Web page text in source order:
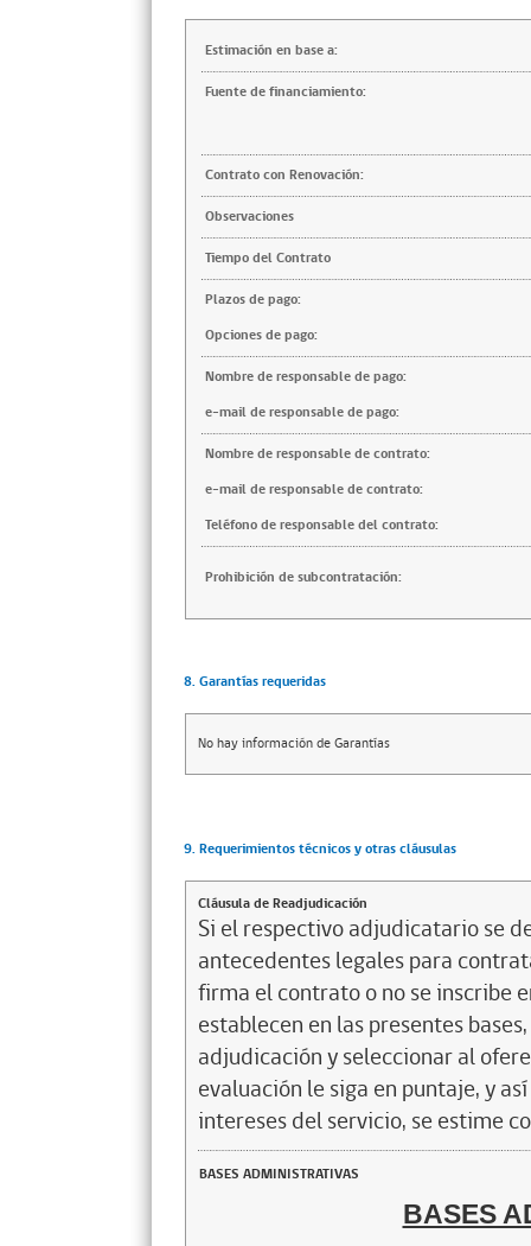
Estimación en base a:
Fuente de financiamiento:
Contrato con Renovación:
Observaciones
Tiempo del Contrato
Plazos de pago:
Opciones de pago:
Nombre de responsable de pago:
e-mail de responsable de pago:
Nombre de responsable de contrato:
e-mail de responsable de contrato:
Teléfono de responsable del contrato:
Prohibición de subcontratación:
8. Garantías requeridas
No hay información de Garantías
9. Requerimientos técnicos y otras cláusulas
Cláusula de Readjudicación
Si el respectivo adjudicatario se
antecedentes legales para
firma el contrato o no se inscribe
establecen en las presentes
adjudicación y seleccionar al
evaluación le siga en puntaje, y
intereses del servicio, se estime
BASES ADMINISTRATIVAS
BASES